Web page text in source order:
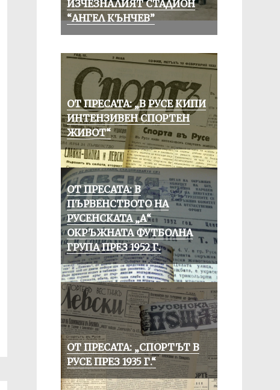
ИЗЧЕЗНАЛИЯТ СТАДИОН
“АНГЕЛ КЪНЧЕВ”
ОТ ПРЕСАТА: „В РУСЕ КИПИ
ИНТЕНЗИВЕН СПОРТЕН
ЖИВОТ“
ОТ ПРЕСАТА: В
ПЪРВЕНСТВОТО НА
РУСЕНСКАТА „А“
ОКРЪЖНАТА ФУТБОЛНА
ГРУПА ПРЕЗ 1952 Г.
ОТ ПРЕСАТА: „СПОРТЪТ В
РУСЕ ПРЕЗ 1935 Г.“